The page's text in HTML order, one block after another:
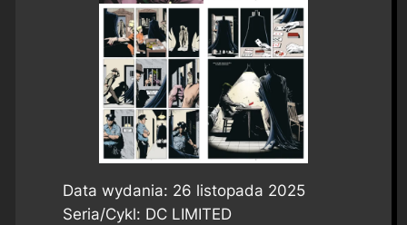
Data wydania: 26 listopada 2025
Seria/Cykl: DC LIMITED